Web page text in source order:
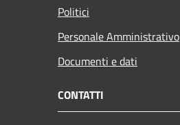
Politici
Personale Amministrativo
Documenti e dati
CONTATTI